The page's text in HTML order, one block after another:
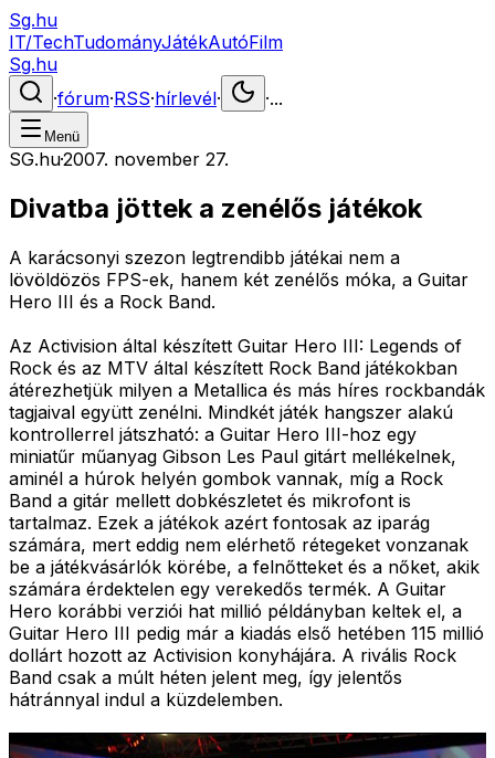
Sg.hu
IT/TechTudományJátékAutóFilm
Sg.hu
·fórum·RSS·hírlevél· ·...
Menü
SG.hu·2007. november 27.
Divatba jöttek a zenélős játékok
A karácsonyi szezon legtrendibb játékai nem a
lövöldözös FPS-ek, hanem két zenélős móka, a Guitar
Hero III és a Rock Band.
Az Activision által készített Guitar Hero III: Legends of
Rock és az MTV által készített Rock Band játékokban
átérezhetjük milyen a Metallica és más híres rockbandák
tagjaival együtt zenélni. Mindkét játék hangszer alakú
kontrollerrel játszható: a Guitar Hero III-hoz egy
miniatűr műanyag Gibson Les Paul gitárt mellékelnek,
aminél a húrok helyén gombok vannak, míg a Rock
Band a gitár mellett dobkészletet és mikrofont is
tartalmaz. Ezek a játékok azért fontosak az iparág
számára, mert eddig nem elérhető rétegeket vonzanak
be a játékvásárlók körébe, a felnőtteket és a nőket, akik
számára érdektelen egy verekedős termék. A Guitar
Hero korábbi verziói hat millió példányban keltek el, a
Guitar Hero III pedig már a kiadás első hetében 115 millió
dollárt hozott az Activision konyhájára. A rivális Rock
Band csak a múlt héten jelent meg, így jelentős
hátránnyal indul a küzdelemben.